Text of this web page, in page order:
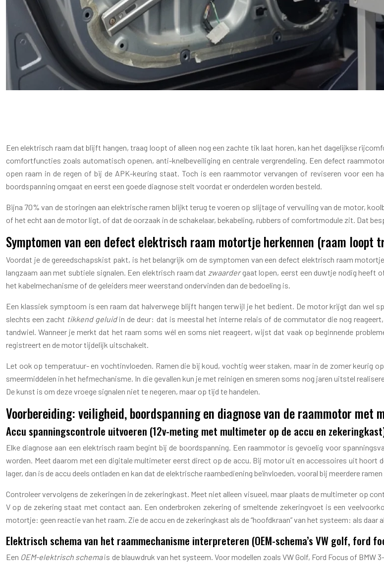
Een elektrisch raam dat blijft hangen, traag loopt of alleen nog een zachte tik laat horen, kan het dagelijkse
comfortfuncties zoals automatisch openen, anti-knelbeveiliging en centrale vergrendeling. Een defect
open raam in de regen of bij de APK-keuring staat. Toch is een raammotor vervangen of reviseren voor
boordspanning omgaat en eerst een goede diagnose stelt voordat er onderdelen worden besteld.
Bijna 70% van de storingen aan elektrische ramen blijkt terug te voeren op slijtage of vervuiling van de motor,
of het echt aan de motor ligt, of dat de oorzaak in de schakelaar, bekabeling, rubbers of comfortmodule zit. Dat
Symptomen van een defect elektrisch raam motortje herkennen (raam
Voordat je de gereedschapskist pakt, is het belangrijk om de symptomen van een defect elektrisch raam
langzaam aan met subtiele signalen. Een elektrisch raam dat zwaardergaat lopen, eerst een duwtje nodig heeft
het kabelmechanisme of de geleiders meer weerstand ondervinden dan de bedoeling is.
Een klassiek symptoom is een raam dat halverwege blijft hangen terwijl je het bedient. De motor krijgt dan wel
slechts een zacht tikkend geluidin de deur: dat is meestal het interne relais of de commutator die nog
tandwiel. Wanneer je merkt dat het raam soms wél en soms níet reageert, wijst dat vaak op beginnende
registreert en de motor tijdelijk uitschakelt.
Let ook op temperatuur- en vochtinvloeden. Ramen die bij koud, vochtig weer staken, maar in de zomer keurig
smeermiddelen in het hefmechanisme. In die gevallen kun je met reinigen en smeren soms nog jaren uitstel
De kunst is om deze vroege signalen niet te negeren, maar op tijd te handelen.
Voorbereiding: veiligheid, boordspanning en diagnose van de raammotor met
Accu spanningscontrole uitvoeren (12v-meting met multimeter op de accu en
Elke diagnose aan een elektrisch raam begint bij de boordspanning. Een raammotor is gevoelig voor
worden. Meet daarom met een digitale multimeter eerst direct op de accu. Bij motor uit en accessoires uit hoort
lager, dan is de accu deels ontladen en kan dat de elektrische raambediening beïnvloeden, vooral bij meerdere
Controleer vervolgens de zekeringen in de zekeringkast. Meet niet alleen visueel, maar plaats de multimeter op
V op de zekering staat met contact aan. Een onderbroken zekering of smeltende zekeringvoet is een
motortje: geen reactie van het raam. Zie de accu en de zekeringkast als de “hoofdkraan” van het systeem: als
Elektrisch schema van het raammechanisme interpreteren (OEM-schema’s VW golf, ford
Een OEM-elektrisch schemais de blauwdruk van het systeem. Voor modellen zoals VW Golf, Ford Focus of